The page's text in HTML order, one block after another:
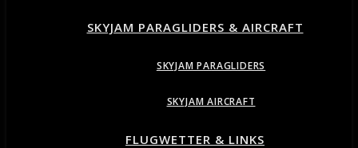
SKYJAM PARAGLIDERS & AIRCRAFT
SKYJAM PARAGLIDERS
SKYJAM AIRCRAFT
FLUGWETTER & LINKS